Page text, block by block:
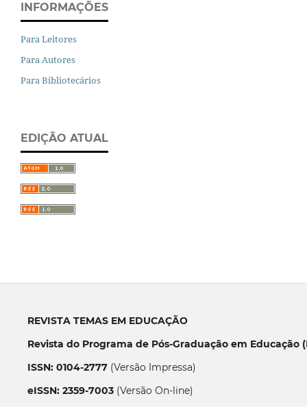
INFORMAÇÕES
Para Leitores
Para Autores
Para Bibliotecários
EDIÇÃO ATUAL
REVISTA TEMAS EM EDUCAÇÃO
Revista do Programa de Pós-Graduação em Educação
ISSN: 0104-2777(Versão Impressa)
eISSN: 2359-7003(Versão On-line)